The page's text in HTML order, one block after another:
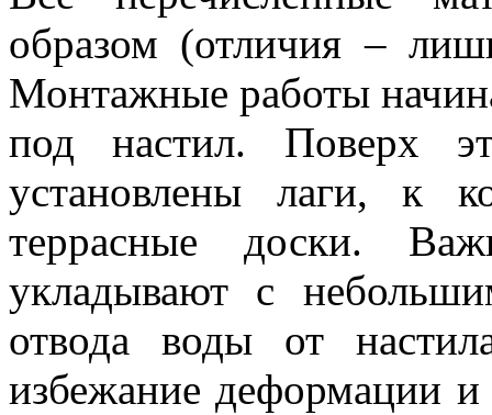
образом (отличия –
Монтажные работы
под настил. Поверх
установлены лаги, к
террасные доски.
укладывают с
отвода воды от
избежание деформации